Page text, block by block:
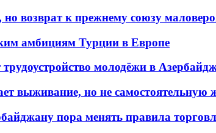
возврат к прежнему союзу
амбициям Турции в Европе
молодёжи в
выживание, но не самостоятельную
пора менять правила